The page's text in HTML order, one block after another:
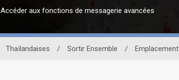
Accéder aux fonctions de messagerie avancées
Thaïlandaises / Sortir Ensemble / Emplacement